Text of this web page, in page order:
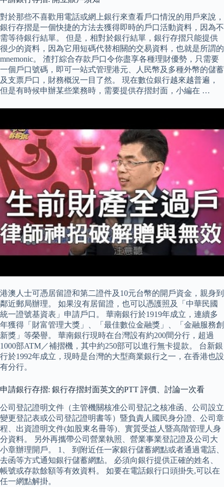
對於那些不喜歡用電話或網上銀行來查看戶口情況的用戶來說，
銀行存摺是一個快捷的方法去獲得即時的戶口活動資料，因為不
需等待銀行結單。 但是，相對於銀行結單，銀行存摺只能提供
很少的資料，因為它用短碼代替相關的交易資料，也就是所謂的
mnemonic。 渣打綜合存款戶口令你盡享各種理財優勢，只需要
一個戶口號碼，即可一站式管理港元、人民幣及多種外幣的儲蓄
及支票戶口，財務概況一目了然。 現在數位銀行越來越普遍，
但是有時候申辦某些業務時，需要提供存摺封面，小編在 …
港澳人士可憑居留證和第二證件及10元台幣的開戶資金，親身到
鄰近郵局辦理。 如果沒有居留證，也可以憑護照及「中華民國
統一證號基資表」申請戶口。 華南銀行於1919年成立，連續多
年獲得「財富管理大獎」、「最佳數位金融獎」、「金融服務創
新獎」等榮譽。 華南銀行現時在台灣設有約200間分行，超過
1000部ATM／補摺機，其中約250部可以進行無卡提款。 台新銀
行於1992年成立，現時是台灣的大型商業銀行之一，在香港也設
有分行。
申請銀行存摺: 銀行存摺封面英文的PTT 評價、討論一次看
公司登記證明文件（主管機關核准公司登記之核准函、公司設立
變更登記表或公司登記證明書等）暨負責人國民身分證、公司章
程、出資證明文件(如股東名冊等)、實質受益人暨高階管理人身
分資料。 另外再攜帶公司營業執照、營業事業登記證及公司大
小章辦理開戶。 1、 到附近任一家銀行儲蓄網點或者通過電話、
去函等方式通知銀行儲蓄網點。 必須向銀行提供正確的姓名、
帳號或存款餘額等有效資料。 如要在電話銀行口頭掛失,可以在
任一網點解掛。